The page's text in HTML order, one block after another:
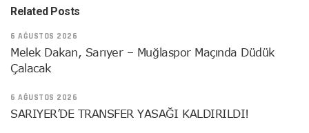
Related Posts
6 AĞUSTOS 2026
Melek Dakan, Sarıyer – Muğlaspor Maçında Düdük
Çalacak
6 AĞUSTOS 2026
SARIYER’DE TRANSFER YASAĞI KALDIRILDI!